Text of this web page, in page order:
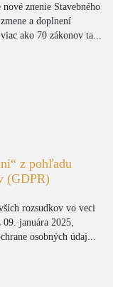
znenie Stavebného
a doplnení
ako 70 zákonov ta...
z pohľadu
(GDPR)
rozsudkov vo veci
januára 2025,
osobných údaj...